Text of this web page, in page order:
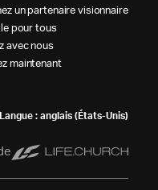
ezunpartenairevisionnaire
lepourtous
zavecnous
zmaintenant
Langue : anglais (États-Unis)